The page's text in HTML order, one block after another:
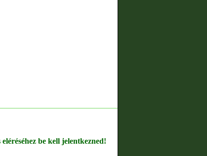
eléréséhez be kell jelentkezned!